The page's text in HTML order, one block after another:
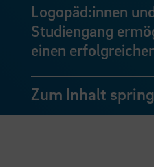
Logopäd:innen
Studiengang
einen
Zum Inhalt